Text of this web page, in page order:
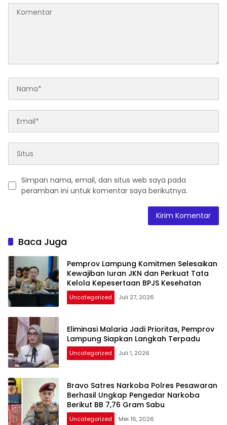
Simpan nama, email, dan situs web saya pada
peramban ini untuk komentar saya berikutnya.
Baca Juga
Pemprov Lampung Komitmen Selesaikan
Kewajiban Iuran JKN dan Perkuat Tata
Kelola Kepesertaan BPJS Kesehatan
Uncategorized Juli 27, 2026
Eliminasi Malaria Jadi Prioritas, Pemprov
Lampung Siapkan Langkah Terpadu
Uncategorized Juli 1, 2026
Bravo Satres Narkoba Polres Pesawaran
Berhasil Ungkap Pengedar Narkoba
Berikut BB 7,76 Gram Sabu
Uncategorized Mei 16, 2026